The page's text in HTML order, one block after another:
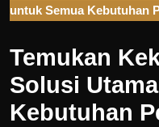
untuk Semua Kebutuhan
Temukan
Solusi
Kebutuhan